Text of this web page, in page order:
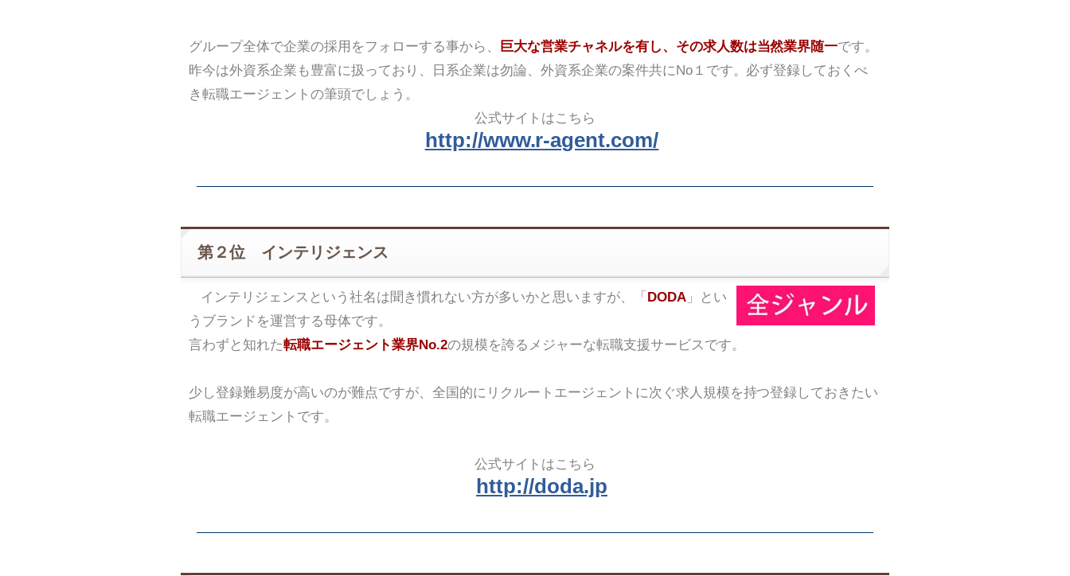
グループ全体で企業の採用をフォローする事から、 巨大な営業チャネルを有し、その求人数は当然業界随一です。
昨今は外資系企業も豊富に扱っており、日系企業は勿論、外資系企業の案件共にNo１です。必ず登録しておくべ
き転職エージェントの筆頭でしょう。
公式サイトはこちら
http://www.r-agent.com/
第２位 インテリジェンス
インテリジェンスという社名は聞き慣れない方が多いかと思いますが、「 DODA」とい
うブランドを運営する母体です。
言わずと知れた転職エージェント業界No.2の規模を誇るメジャーな転職支援サービスです。
少し登録難易度が高いのが難点ですが、全国的にリクルートエージェントに次ぐ求人規模を持つ登録しておきたい
転職エージェントです。
公式サイトはこちら
http://doda.jp